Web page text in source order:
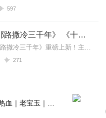
597
知识厨房读中东《耶路撒冷三千年》 《十字军的故事》《奥斯曼帝国与土耳其》人话解读 | 读懂巴以冲突、叙利亚
>>>>全本人话解读《耶路撒冷三千年》重磅上新！主讲人「知识厨房」全新解读，3次奔赴以色列，直击巴以冲突，他经历了什么？又会给我们带来什么？欢迎收听，参与抽奖！...
271